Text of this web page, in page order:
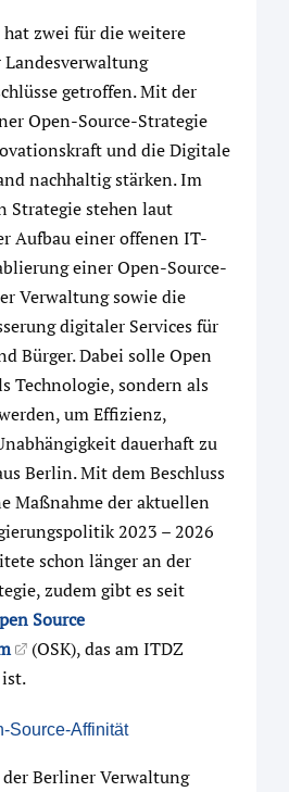
zwei für die weitere
getroffen. Mit der
Open-Source-Strategie
und die Digitale
nachhaltig stärken. Im
Strategie stehen laut
Aufbau einer offenen IT-
einer Open-Source-
Verwaltung sowie die
digitaler Services für
Bürger. Dabei solle Open
Technologie, sondern als
um Effizienz,
dauerhaft zu
Berlin. Mit dem Beschluss
Maßnahme der aktuellen
2023 – 2026
schon länger an der
zudem gibt es seit
Source
(OSK), das am ITDZ
Source-Affinität
Berliner Verwaltung